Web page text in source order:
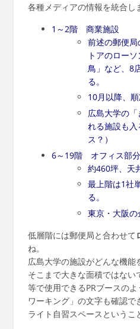
各種メディアの情報を統合し
1～2階 商業施設
前述の郵便
トアのロー
鳥」など、8
る。
10月以降、順
広島大学の
れる施設も
ス？）
6～19階 オフィス部分
約460坪、天
最上階は1社
る。
東京・大阪の
低層階には郵便局と合わせて
ね。
広島大学の施設がどんな機能
そこまで大きな面積ではない
等で使用できるPRブースの
ワーキング」の文字も確認
ライト自習スペースというこ